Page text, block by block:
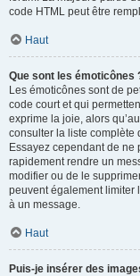
code HTML peut être
Haut
Que sont les émoticônes
Les émoticônes sont de
code court et qui
exprime la joie, alors
consulter la liste complète
Essayez cependant de
rapidement rendre un
modifier ou de le
peuvent également limiter
à un message.
Haut
Puis-je insérer des